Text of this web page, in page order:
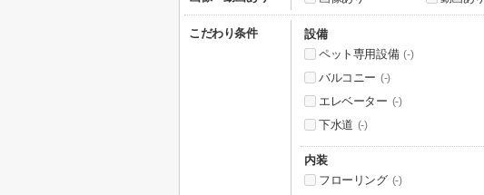
こだわり条件
設備
ペット専用設備 (-)
バルコニー (-)
エレベーター (-)
下水道 (-)
内装
フローリング (-)